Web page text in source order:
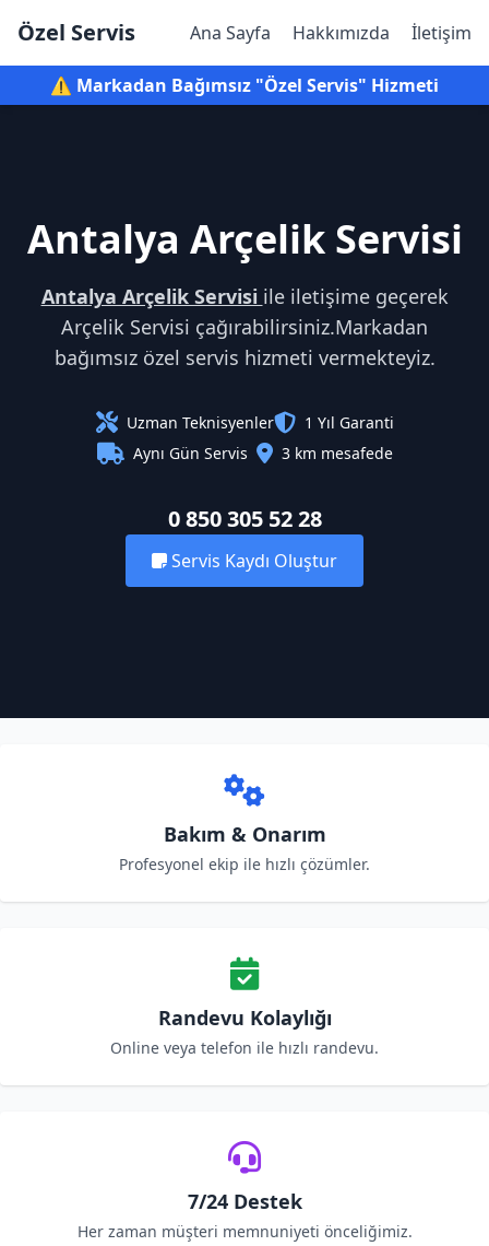
Özel Servis Ana Sayfa Hakkımızda İletişim
⚠️ Markadan Bağımsız "Özel Servis" Hizmeti
Antalya Arçelik Servisi
Antalya Arçelik Servisi ile iletişime geçerek
Arçelik Servisi çağırabilirsiniz.Markadan
bağımsız özel servis hizmeti vermekteyiz.
Uzman Teknisyenler
1 Yıl Garanti
Aynı Gün Servis
3 km mesafede
0 850 305 52 28
Servis Kaydı Oluştur
Bakım & Onarım
Profesyonel ekip ile hızlı çözümler.
Randevu Kolaylığı
Online veya telefon ile hızlı randevu.
7/24 Destek
Her zaman müşteri memnuniyeti önceliğimiz.